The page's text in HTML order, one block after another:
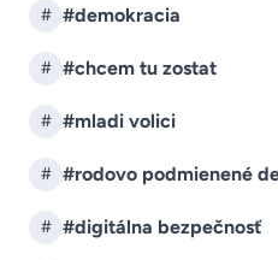
# #demokracia
# #chcem tu zostat
# #mladi volici
# #rodovo podmienené
# #digitálna bezpečnosť